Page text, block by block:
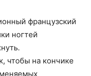
французский
ногтей
чтобы на кончике